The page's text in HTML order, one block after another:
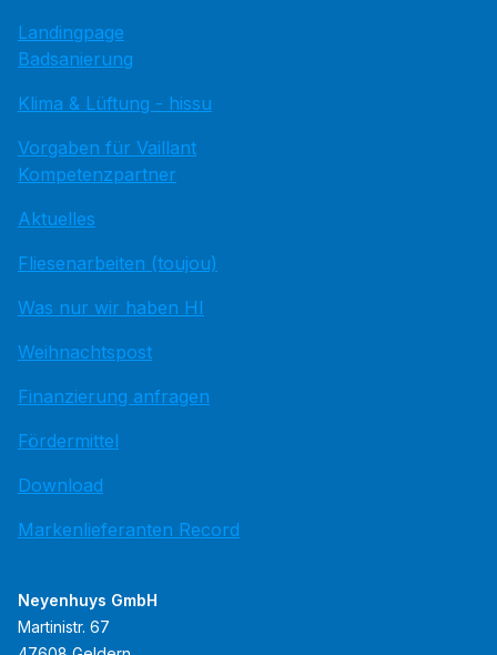
Landingpage
Badsanierung
Klima & Lüftung - hissu
Vorgaben für Vaillant
Kompetenzpartner
Aktuelles
Fliesenarbeiten (toujou)
Was nur wir haben HI
Weihnachtspost
Finanzierung anfragen
Fördermittel
Download
Markenlieferanten Record
Neyenhuys GmbH
Martinistr. 67